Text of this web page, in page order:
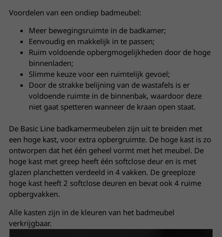
Voordelen van een ondiep badmeubel:
Meer bewegingsruimte in de badkamer;
Eenvoudig en makkelijk in te passen;
Ruim voldoende opbergmogelijkheden door de hoge
binnenladen;
Slimme keuze voor een ruimtelijk gevoel;
Door de strakke belijning van de wastafels is er
voldoende ruimte in de binnenbak, waardoor deze
niet gaat spetteren wanneer de kraan open staat.
De Basic Line badkamermeubelen zijn uit te breiden met
een hoge kast, voor extra opbergruimte. De hoge kast is zo
ontworpen dat het één geheel vormt met het meubel. De
hoge kast met greep heeft één softclose deur en is met
glazen planchetten verdeeld in 4 vakken. De greeploze
hoge kast heeft 2 softclose deuren en bevat ook 4 ruime
opbergvakken.
Alle kasten zijn in de kleuren van het badmeubel
verkrijgbaar.